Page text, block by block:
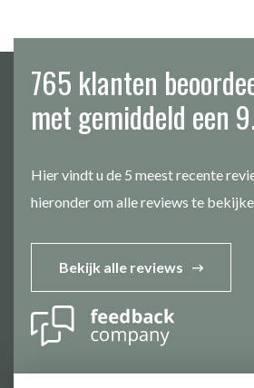
765 klanten
met gemiddeld een
Hier vindt u de 5 meest recente
hieronder om alle reviews te
Bekijk alle reviews